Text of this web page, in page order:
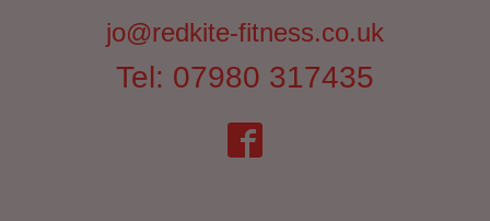
jo@redkite-fitness.co.uk
Tel: 07980 317435